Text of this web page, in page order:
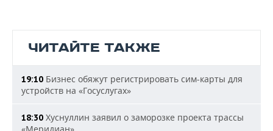
ЧИТАЙТЕ ТАКЖЕ
19:10 Бизнес обяжут регистрировать сим-карты для
устройств на «Госуслугах»
18:30 Хуснуллин заявил о заморозке проекта трассы